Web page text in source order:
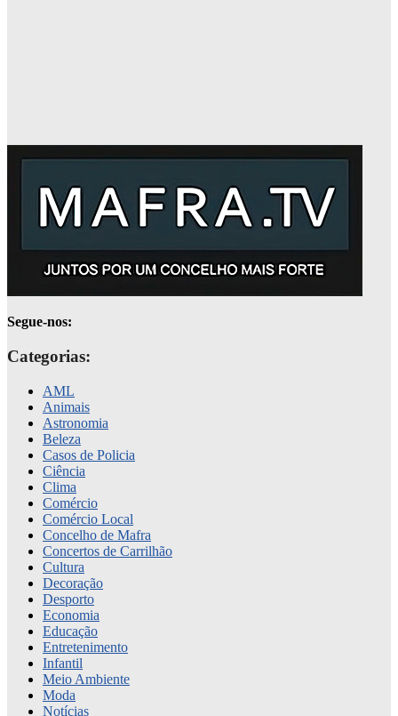
Segue-nos:
Categorias:
AML
Animais
Astronomia
Beleza
Casos de Policia
Ciência
Clima
Comércio
Comércio Local
Concelho de Mafra
Concertos de Carrilhão
Cultura
Decoração
Desporto
Economia
Educação
Entretenimento
Infantil
Meio Ambiente
Moda
Notícias